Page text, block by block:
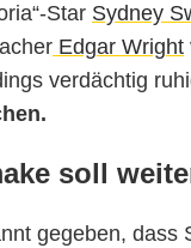
Star Sydney
Edgar Wright
verdächtig
soll
gegeben, dass